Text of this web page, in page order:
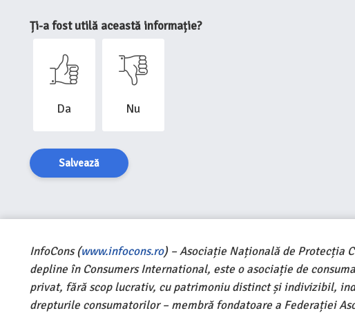
Ți-a fost utilă această informație?
Da Nu
Salvează
InfoCons (www.infocons.ro) – Asociație Națională de Protecția
depline în Consumers International, este o asociație de
privat, fără scop lucrativ, cu patrimoniu distinct și indivizibil,
drepturile consumatorilor – membră fondatoare a Federației